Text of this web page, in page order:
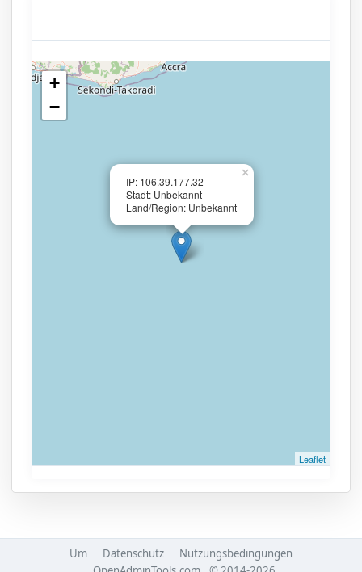
IP: 106.39.177.32
Stadt: Unbekannt
Land/Region: Unbekannt
×
+
−
Leaflet
Um Datenschutz
Nutzungsbedingungen